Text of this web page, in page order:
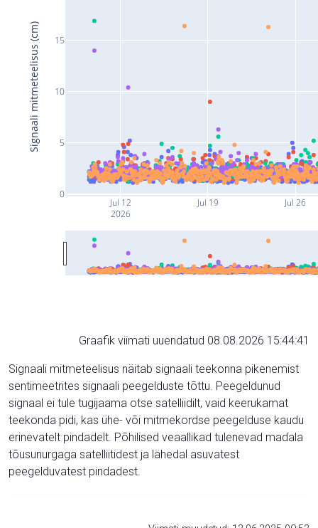
Jul 12
2026
Jul 19 Jul 26
0
5
10
15
Signaali mitmeteelisus (cm)
Graafik viimati uuendatud 08.08.2026 15:44:41
Signaali mitmeteelisus näitab signaali teekonna pikenemist
sentimeetrites signaali peegelduste tõttu. Peegeldunud
signaal ei tule tugijaama otse satelliidilt, vaid keerukamat
teekonda pidi, kas ühe- või mitmekordse peegelduse kaudu
erinevatelt pindadelt. Põhilised veaallikad tulenevad madala
tõusunurgaga satelliitidest ja lähedal asuvatest
peegelduvatest pindadest.